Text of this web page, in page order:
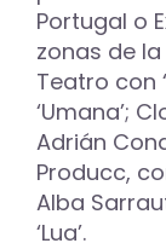
Portugal o
zonas de
Teatro con
‘Umana’;
Adrián
Producc,
Alba
‘Lua’.